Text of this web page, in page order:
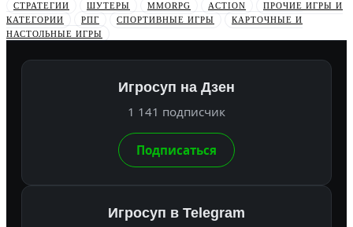
СТРАТЕГИИ ШУТЕРЫ MMORPG ACTION
ПРОЧИЕ ИГРЫ И
КАТЕГОРИИ
РПГ СПОРТИВНЫЕ ИГРЫ
КАРТОЧНЫЕ И
НАСТОЛЬНЫЕ ИГРЫ
Игросуп на Дзен
1 141 подписчик
Подписаться
Игросуп в Telegram